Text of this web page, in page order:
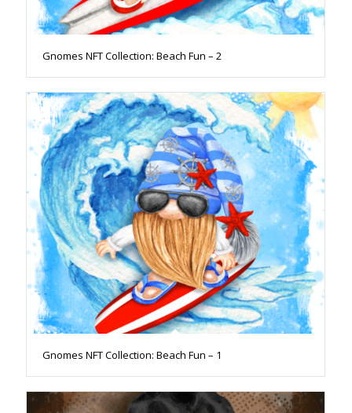
Gnomes NFT Collection: Beach Fun – 2
Gnomes NFT Collection: Beach Fun – 1